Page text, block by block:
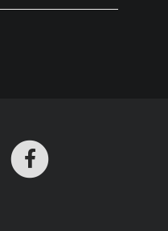
en Telegram
Instagram